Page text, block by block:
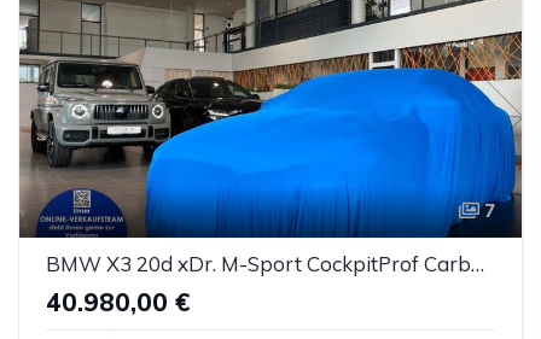
7
BMW X3 20d xDr. M-Sport CockpitProf Carbon Sthz LED
40.980,00 €